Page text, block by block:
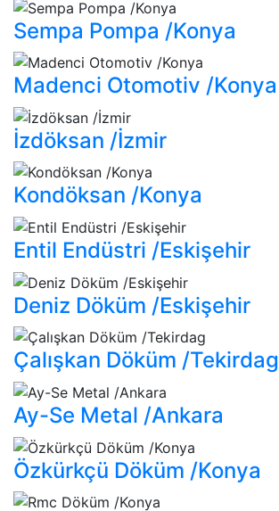
Sempa Pompa /Konya
Madenci Otomotiv /Konya
İzdöksan /İzmir
Kondöksan /Konya
Entil Endüstri /Eskişehir
Deniz Döküm /Eskişehir
Çalışkan Döküm /Tekirdag
Ay-Se Metal /Ankara
Özkürkçü Döküm /Konya